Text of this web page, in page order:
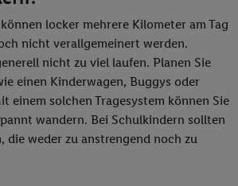
locker mehrere Kilometer am Tag
nicht verallgemeinert werden.
nicht zu viel laufen. Planen Sie
einen Kinderwagen, Buggys oder
einem solchen Tragesystem können Sie
wandern. Bei Schulkindern sollten
die weder zu anstrengend noch zu